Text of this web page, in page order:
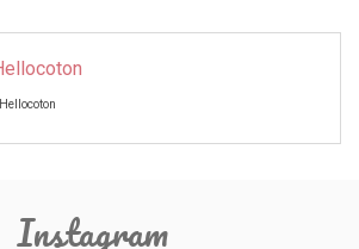
Hellocoton
Instagram